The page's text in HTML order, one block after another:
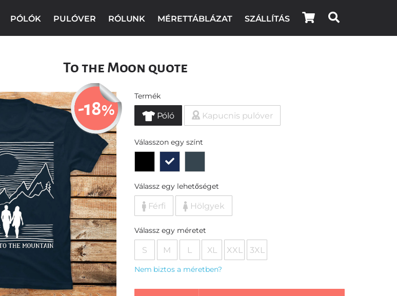
PÓLÓK PULÓVER RÓLUNK MÉRETTÁBLÁZAT SZÁLLÍTÁS
To the Moon quote
-18%
Termék
Póló Kapucnis pulóver
Válasszon egy színt
Válassz egy lehetőséget
Férfi Hölgyek
Válassz egy méretet
S M L XL XXL 3XL
Nem biztos a méretben?